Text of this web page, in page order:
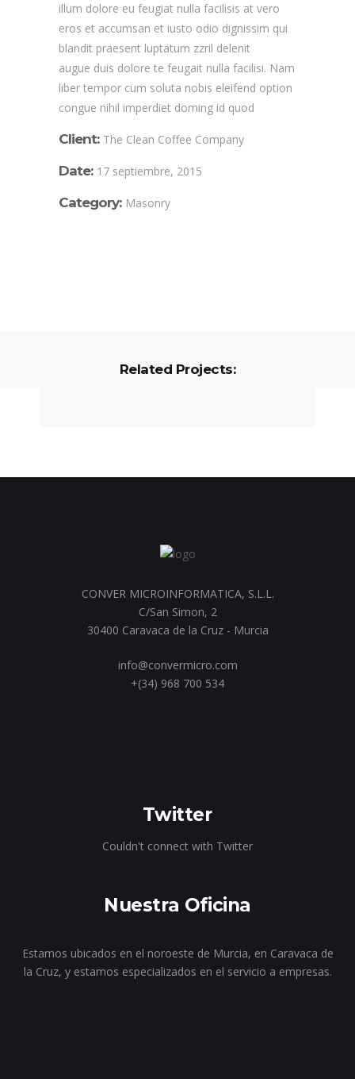
illum dolore eu feugiat nulla facilisis at vero
eros et accumsan et iusto odio dignissim qui
blandit praesent luptatum zzril delenit
augue duis dolore te feugait nulla facilisi. Nam
liber tempor cum soluta nobis eleifend option
congue nihil imperdiet doming id quod
Client: The Clean Coffee Company
Date: 17 septiembre, 2015
Category: Masonry
Related Projects:
CONVER MICROINFORMATICA, S.L.L.
C/San Simon, 2
30400 Caravaca de la Cruz - Murcia
info@convermicro.com
+(34) 968 700 534
Twitter
Couldn't connect with Twitter
Nuestra Oficina
Estamos ubicados en el noroeste de Murcia, en Caravaca de
la Cruz, y estamos especializados en el servicio a empresas.